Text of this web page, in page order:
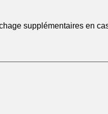
supplémentaires en